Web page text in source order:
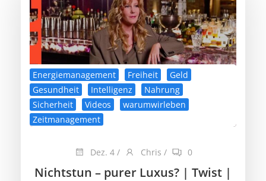
Energiemanagement Freiheit
Geld
Gesundheit
Intelligenz
Nahrung
Sicherheit
Videos
warumwirleben
Zeitmanagement
Dez. 4 / Chris / 0
Nichtstun – purer Luxus? | Twist |